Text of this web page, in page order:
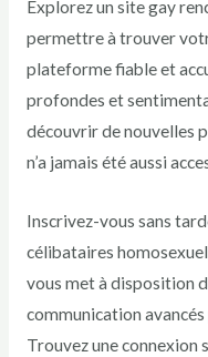
Explorez un site gay
permettre à trouver
plateforme fiable et
profondes et
découvrir de nouvelles
n’a jamais été aussi
Inscrivez-vous sans
célibataires
vous met à disposition
communication
Trouvez une connexion